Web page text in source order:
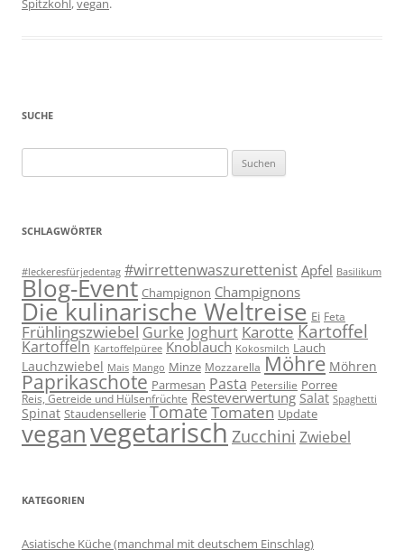
Spitzkohl,vegan.
SUCHE
nach:
SCHLAGWÖRTER
#leckeresfürjedentag #wirrettenwaszurettenist Apfel Basilikum
Blog-Event Champignon Champignons
Die kulinarische Weltreise Ei Feta
Frühlingszwiebel Gurke Joghurt Karotte Kartoffel
Kartoffeln Kartoffelpüree Knoblauch Kokosmilch Lauch
Lauchzwiebel Mais Mango Minze Mozzarella Möhre Möhren
Paprikaschote Parmesan Pasta Petersilie Porree
Reis, Getreide und Hülsenfrüchte Resteverwertung Salat Spaghetti
Spinat Staudensellerie TomateTomaten Update
veganvegetarischZucchini Zwiebel
KATEGORIEN
Asiatische Küche (manchmal mit deutschem Einschlag)